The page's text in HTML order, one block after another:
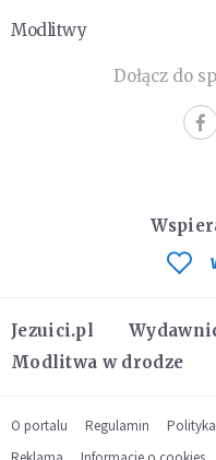
Modlitwy
Dołącz do
Jezuici.pl
Modlitwa w drodze
O portalu Regulamin